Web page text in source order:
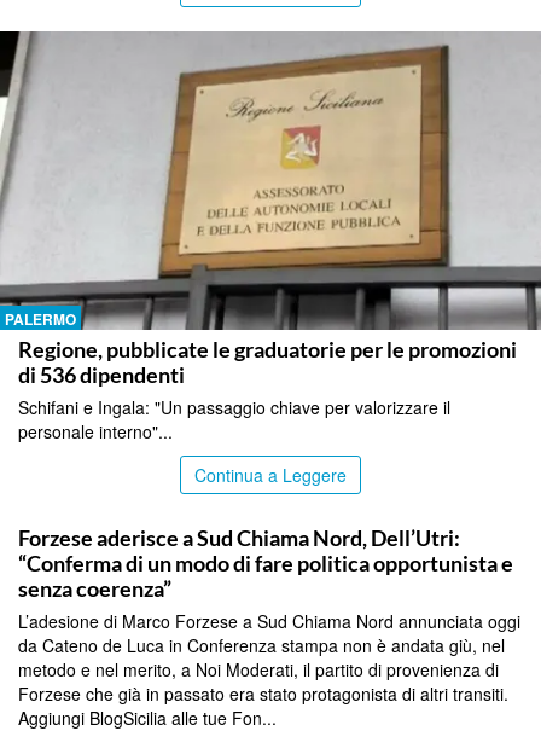
PALERMO
Regione, pubblicate le graduatorie per le promozioni
di 536 dipendenti
Schifani e Ingala: "Un passaggio chiave per valorizzare il
personale interno"...
Continua a Leggere
Forzese aderisce a Sud Chiama Nord, Dell’Utri:
“Conferma di un modo di fare politica opportunista e
senza coerenza”
L’adesione di Marco Forzese a Sud Chiama Nord annunciata oggi
da Cateno de Luca in Conferenza stampa non è andata giù, nel
metodo e nel merito, a Noi Moderati, il partito di provenienza di
Forzese che già in passato era stato protagonista di altri transiti.
Aggiungi BlogSicilia alle tue Fon...